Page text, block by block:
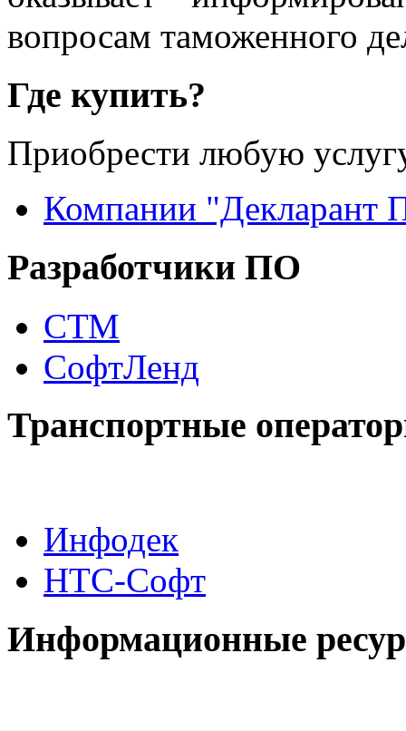
вопросам таможенного
Где купить?
Приобрести любую
Компании "Декларант
Разработчики ПО
СТМ
СофтЛенд
Транспортные
Инфодек
НТС-Софт
Информационные